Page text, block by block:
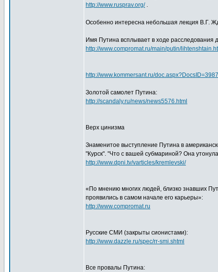
http://www.rusprav.org/.
Особенно интересна небольшая лекция В.Г.
Имя Путина всплывает в ходе
http://www.compromat.ru/main/putin/
http://www.kommersant.ru/
Золотой самолет Путина:
http://scandaly.ru/news/news5576.html
Верх цинизма
Знаменитое выступление Путина в
"Курск". "Что с вашей субмариной? Она
http://www.dpni.tv/varticles/kremlevski/
«По мнению многих людей, близко знавших
проявились в самом начале его карьеры»:
http://www.compromat.ru
Русские СМИ (закрыты сионистами):
http://www.dazzle.ru/spec/rr-smi.shtml
Все провалы Путина: